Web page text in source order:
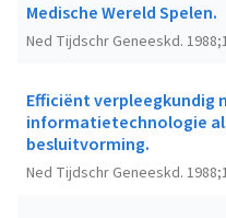
Medische Wereld Spelen.
Ned Tijdschr Geneeskd.
Efficiënt verpleegkundig
informatietechnologie
besluitvorming.
Ned Tijdschr Geneeskd.